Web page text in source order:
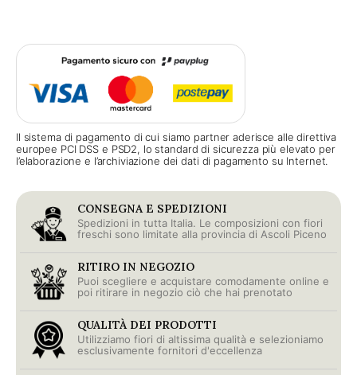
Il sistema di pagamento di cui siamo partner aderisce alle direttiva
europee PCI DSS e PSD2, lo standard di sicurezza più elevato per
l’elaborazione e l’archiviazione dei dati di pagamento su Internet.
CONSEGNA E SPEDIZIONI
Spedizioni in tutta Italia. Le composizioni con fiori
freschi sono limitate alla provincia di Ascoli Piceno
RITIRO IN NEGOZIO
Puoi scegliere e acquistare comodamente online e
poi ritirare in negozio ciò che hai prenotato
QUALITÀ DEI PRODOTTI
Utilizziamo fiori di altissima qualità e selezioniamo
esclusivamente fornitori d'eccellenza